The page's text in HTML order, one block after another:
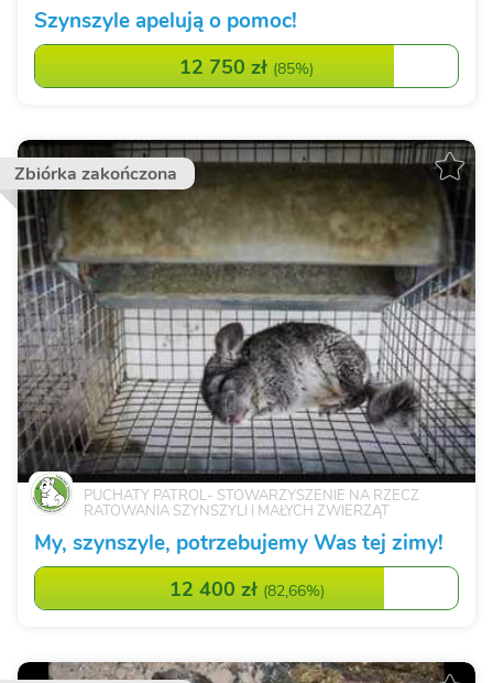
Szynszyle apelują o pomoc!
12 750 zł (85%)
Zbiórka zakończona
PUCHATY PATROL- STOWARZYSZENIE NA RZECZ
RATOWANIA SZYNSZYLI I MAŁYCH ZWIERZĄT
My, szynszyle, potrzebujemy Was tej zimy!
12 400 zł (82,66%)